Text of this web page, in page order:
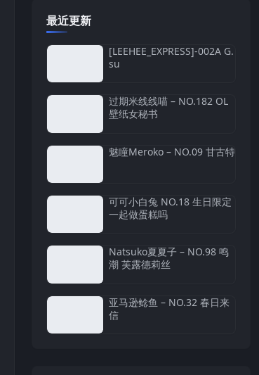
最近更新
[LEEHEE_EXPRESS]-002A G.
su
过期米线线喵 – NO.182 OL
壁纸女秘书
魅瞳Meroko – NO.09 甘古特
可可小白兔 NO.18 生日限定
一起做蛋糕吗
Natsuko夏夏子 – NO.98 鸣
潮 芙露德莉丝
亚马逊鲶鱼 – NO.32 春日来
信